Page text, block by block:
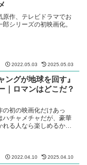
原作、テレビドラマでお
シリーズの初映画化。
2022.05.03 2025.05.03
ングが地球を回す』
｜ロマンはどこだ？
の初の映画化だけあっ
ハチャメチャだが、豪華
れる人なら楽しめるか
2022.04.10 2025.04.10